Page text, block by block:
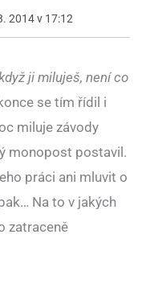
2014 v 17:12
ji miluješ, není co
se tím řídil i
miluje závody
monopost postavil.
práci ani mluvit o
Na to v jakých
zatraceně